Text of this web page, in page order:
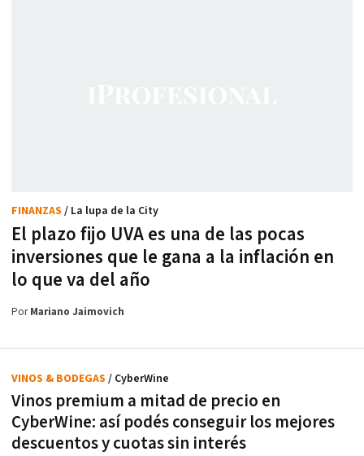
El plazo fijo UVA es una de las pocas
inversiones que le gana a la inflación en
lo que va del año
FINANZAS / La lupa de la City
PorMariano Jaimovich
Vinos premium a mitad de precio en
CyberWine: así podés conseguir los mejores
descuentos y cuotas sin interés
VINOS & BODEGAS / CyberWine